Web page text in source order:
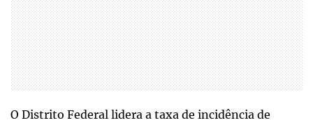
O Distrito Federal lidera a taxa de incidência de